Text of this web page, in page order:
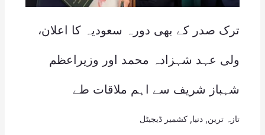
ترک صدر کے بھی دورہ سعودیہ کا اعلان،
ولی عہد شہزادہ محمد اور وزیراعظم
شہباز شریف سے اہم ملاقات طے
تازہ ترین دنیا کشمیر ڈیجیٹل